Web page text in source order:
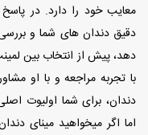
معایب خود را دارد. در پاسخ
دقیق دندان های شما و بررسی
دهد، پیش از انتخاب بین
با تجربه مراجعه و با او
دندان، برای شما اولیوت
اما اگر میخواهید مینای